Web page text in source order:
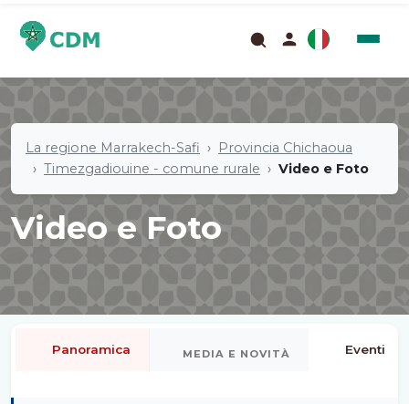
La regione Marrakech-Safi
Provincia Chichaoua
Timezgadiouine - comune rurale
Video e Foto
Video e Foto
Panoramica MEDIA E NOVITÀ Eventi